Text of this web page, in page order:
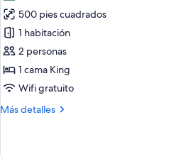
fotos
de
Habitación
ejecutiva,
1
King
500 pies cuadrados
1 habitación
2 personas
1 cama King
Wifi gratuito
Más detalles
Más